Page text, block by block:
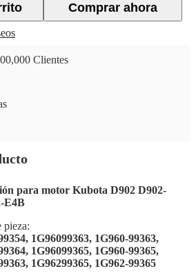
Comprar ahora
Clientes
para motor Kubota D902 D902-
E4B
pieza:
1G96099363, 1G960-99363,
1G96099365, 1G960-99365,
1G96299365, 1G962-99365